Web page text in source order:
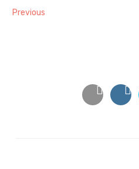
Previous